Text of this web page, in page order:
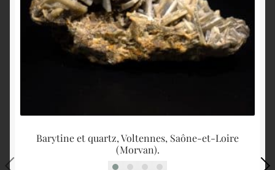
Barytine et quartz, Voltennes, Saône-et-Loire
(Morvan).